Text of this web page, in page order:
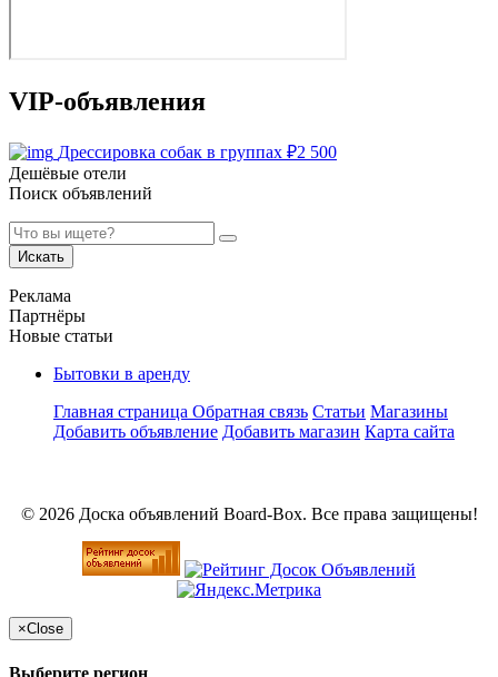
VIP-объявления
Дрессировка собак в группах ₽2 500
Дешёвые отели
Поиск объявлений
Искать
Реклама
Партнёры
Новые статьи
Бытовки в аренду
Главная страница Обратная связь Статьи Магазины
Добавить объявление Добавить магазин Карта сайта
© 2026 Доска объявлений Board-Box. Все права защищены!
×Close
Выберите регион